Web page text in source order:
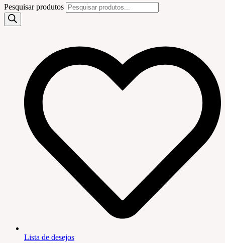
Pesquisar produtos
Lista de desejos